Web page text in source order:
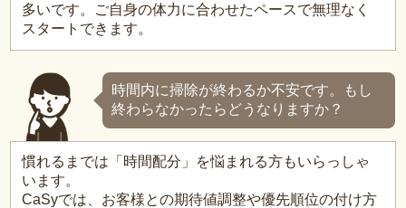
多いです。ご自身の体力に合わせたペースで無理なく
スタートできます。
時間内に掃除が終わるか不安です。もし
終わらなかったらどうなりますか？
慣れるまでは「時間配分」を悩まれる方もいらっしゃ
います。
CaSyでは、お客様との期待値調整や優先順位の付け方